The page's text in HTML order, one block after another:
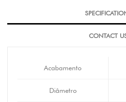
CONTACT
Acabamento
Diâmetro